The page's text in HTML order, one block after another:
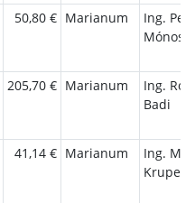
50,80 € Marianum
Ing.
Mónosi
205,70 € Marianum
Ing.
Badi
41,14 € Marianum
Ing.
Krupec